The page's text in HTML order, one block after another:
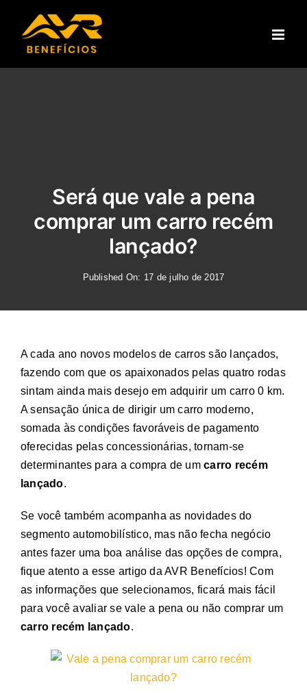
Será que vale a pena
comprar um carro recém
lançado?
Published On: 17 de julho de 2017
A cada ano novos modelos de carros são lançados,
fazendo com que os apaixonados pelas quatro rodas
sintam ainda mais desejo em adquirir um carro 0 km.
A sensação única de dirigir um carro moderno,
somada às condições favoráveis de pagamento
oferecidas pelas concessionárias, tornam-se
determinantes para a compra de umcarro recém
lançado.
Se você também acompanha as novidades do
segmento automobilístico, mas não fecha negócio
antes fazer uma boa análise das opções de compra,
fique atento a esse artigo da AVR Benefícios! Com
as informações que selecionamos, ficará mais fácil
para você avaliar se vale a pena ou não comprar um
carro recém lançado.